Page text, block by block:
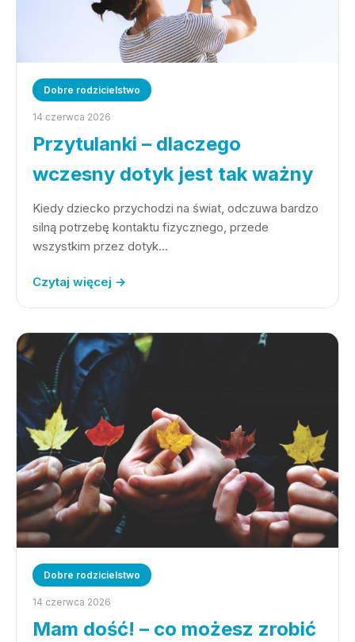
Dobre rodzicielstwo
14 czerwca 2026
Przytulanki – dlaczego
wczesny dotyk jest tak ważny
Kiedy dziecko przychodzi na świat, odczuwa bardzo
silną potrzebę kontaktu fizycznego, przede
wszystkim przez dotyk…
Czytaj więcej →
Dobre rodzicielstwo
14 czerwca 2026
Mam dość! – co możesz zrobić